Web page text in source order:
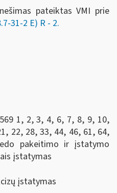
pateiktas VMI prie
31-2 E) R - 2.
1, 2, 3, 4, 6, 7, 8, 9, 10,
22, 28, 33, 44, 46, 61, 64,
pakeitimo ir įstatymo
įstatymas
įstatymas